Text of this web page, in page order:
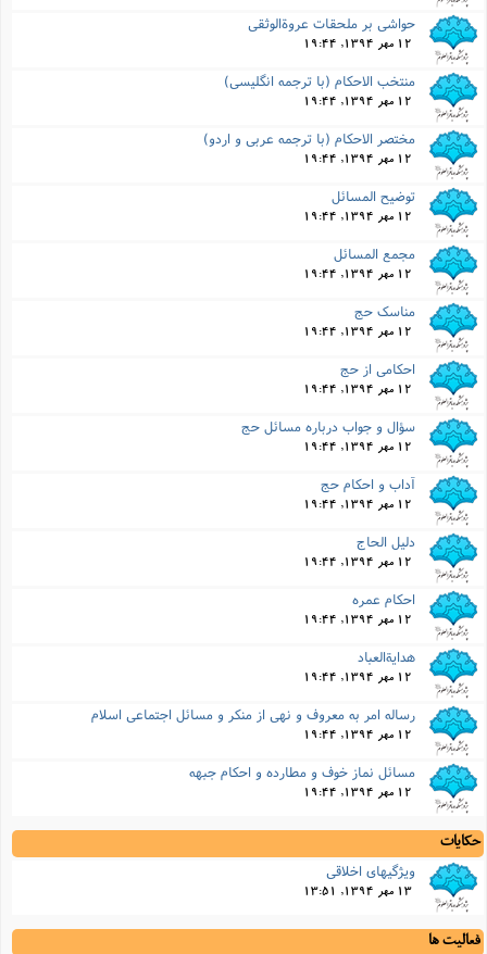
حواشى بر ملحقات عروةالوثقى
12 مهر 1394, 19:44
منتخب الاحکام (با ترجمه انگلیسى)
12 مهر 1394, 19:44
مختصر الاحکام (با ترجمه عربى و اردو)
12 مهر 1394, 19:44
توضیح المسائل
12 مهر 1394, 19:44
مجمع المسائل
12 مهر 1394, 19:44
مناسک حج
12 مهر 1394, 19:44
احکامى از حج
12 مهر 1394, 19:44
سؤال و جواب درباره مسائل حج
12 مهر 1394, 19:44
آداب و احکام حج
12 مهر 1394, 19:44
دلیل الحاج
12 مهر 1394, 19:44
احکام عمره
12 مهر 1394, 19:44
هدایةالعباد
12 مهر 1394, 19:44
رساله امر به معروف و نهى از منکر و مسائل اجتماعى اسلام
12 مهر 1394, 19:44
مسائل نماز خوف و مطارده و احکام جبهه
12 مهر 1394, 19:44
حکایات
ویژگیهاى اخلاقى
13 مهر 1394, 13:51
فعالیت ها